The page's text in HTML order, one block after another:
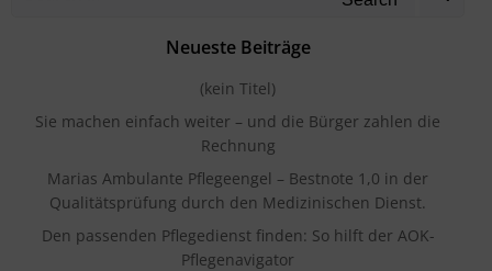
Neueste Beiträge
(kein Titel)
Sie machen einfach weiter – und die Bürger zahlen die
Rechnung
Marias Ambulante Pflegeengel – Bestnote 1,0 in der
Qualitätsprüfung durch den Medizinischen Dienst.
Den passenden Pflegedienst finden: So hilft der AOK-
Pflegenavigator